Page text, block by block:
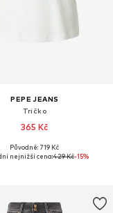
PEPE JEANS
Tričko
365 Kč
velikosti: XS, S, M, L
Původně: 719 Kč
nejnižší cena:429 Kč-15%